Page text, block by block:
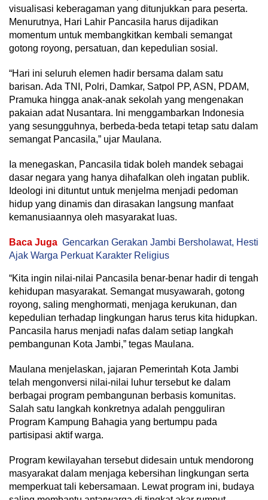
visualisasi keberagaman yang ditunjukkan para peserta.
Menurutnya, Hari Lahir Pancasila harus dijadikan
momentum untuk membangkitkan kembali semangat
gotong royong, persatuan, dan kepedulian sosial.
“Hari ini seluruh elemen hadir bersama dalam satu
barisan. Ada TNI, Polri, Damkar, Satpol PP, ASN, PDAM,
Pramuka hingga anak-anak sekolah yang mengenakan
pakaian adat Nusantara. Ini menggambarkan Indonesia
yang sesungguhnya, berbeda-beda tetapi tetap satu dalam
semangat Pancasila,” ujar Maulana.
Ia menegaskan, Pancasila tidak boleh mandek sebagai
dasar negara yang hanya dihafalkan oleh ingatan publik.
Ideologi ini dituntut untuk menjelma menjadi pedoman
hidup yang dinamis dan dirasakan langsung manfaat
kemanusiaannya oleh masyarakat luas.
Baca Juga Gencarkan Gerakan Jambi Bersholawat, Hesti
Ajak Warga Perkuat Karakter Religius
“Kita ingin nilai-nilai Pancasila benar-benar hadir di tengah
kehidupan masyarakat. Semangat musyawarah, gotong
royong, saling menghormati, menjaga kerukunan, dan
kepedulian terhadap lingkungan harus terus kita hidupkan.
Pancasila harus menjadi nafas dalam setiap langkah
pembangunan Kota Jambi,” tegas Maulana.
Maulana menjelaskan, jajaran Pemerintah Kota Jambi
telah mengonversi nilai-nilai luhur tersebut ke dalam
berbagai program pembangunan berbasis komunitas.
Salah satu langkah konkretnya adalah pengguliran
Program Kampung Bahagia yang bertumpu pada
partisipasi aktif warga.
Program kewilayahan tersebut didesain untuk mendorong
masyarakat dalam menjaga kebersihan lingkungan serta
memperkuat tali kebersamaan. Lewat program ini, budaya